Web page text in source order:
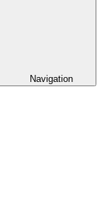
Navigation